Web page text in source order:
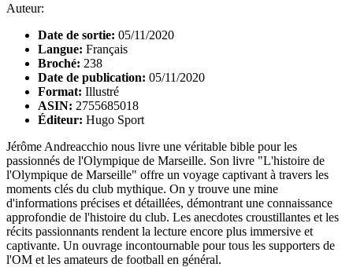
Auteur:
Date de sortie: 05/11/2020
Langue: Français
Broché: 238
Date de publication: 05/11/2020
Format: Illustré
ASIN: 2755685018
Éditeur: Hugo Sport
Jérôme Andreacchio nous livre une véritable bible pour les
passionnés de l'Olympique de Marseille. Son livre "L'histoire de
l'Olympique de Marseille" offre un voyage captivant à travers les
moments clés du club mythique. On y trouve une mine
d'informations précises et détaillées, démontrant une connaissance
approfondie de l'histoire du club. Les anecdotes croustillantes et les
récits passionnants rendent la lecture encore plus immersive et
captivante. Un ouvrage incontournable pour tous les supporters de
l'OM et les amateurs de football en général.